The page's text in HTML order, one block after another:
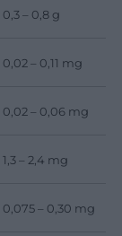
0,3 – 0,8 g
0,02 – 0,11 mg
0,02 – 0,06 mg
1,3 – 2,4 mg
0,075 – 0,30 mg